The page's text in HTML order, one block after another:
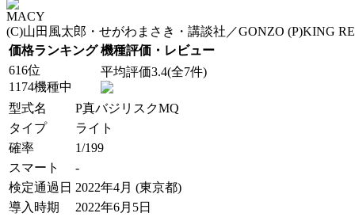
MACY
(C)山田風太郎・せがわまさき・講談社／GONZO (P)KING
価格ランキング 機種評価・レビュー
616位
1174機種中
平均評価3.4(全7件)
型式名
P真バジリスクMQ
タイプ
ライト
確率
1/199
スマート
-
検定通過日 2022年4月 (東京都)
導入時期
2022年6月5日